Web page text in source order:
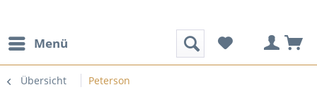
Menü
Übersicht Peterson